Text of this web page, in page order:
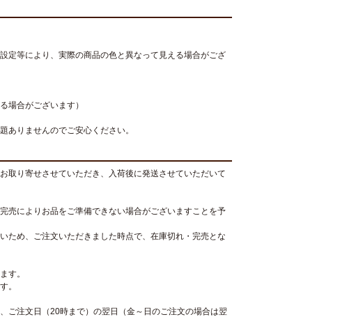
定等により、実際の商品の色と異なって見える場合がござ
場合がございます）
りませんのでご安心ください。
取り寄せさせていただき、入荷後に発送させていただいて
売によりお品をご準備できない場合がございますことを予
ため、ご注文いただきました時点で、在庫切れ・完売とな
す。
。
ご注文日（20時まで）の翌日（金～日のご注文の場合は翌